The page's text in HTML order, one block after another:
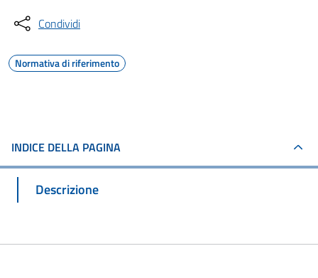
Condividi
Normativa di riferimento
INDICE DELLA PAGINA
Descrizione